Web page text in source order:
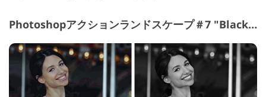
Photoshopアクションランドスケープ＃7 "Black and White"